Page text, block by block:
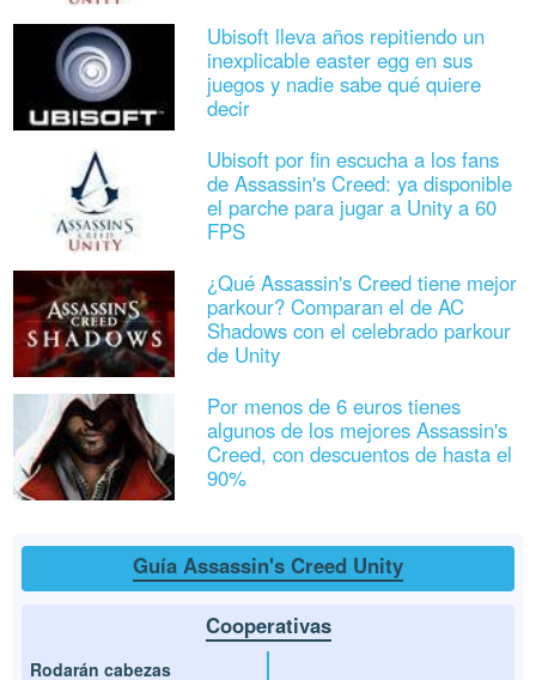
Ubisoft lleva años repitiendo un
inexplicable easter egg en sus
juegos y nadie sabe qué quiere
decir
Ubisoft por fin escucha a los fans
de Assassin's Creed: ya disponible
el parche para jugar a Unity a 60
FPS
¿Qué Assassin's Creed tiene mejor
parkour? Comparan el de AC
Shadows con el celebrado parkour
de Unity
Por menos de 6 euros tienes
algunos de los mejores Assassin's
Creed, con descuentos de hasta el
90%
Guía Assassin's Creed Unity
Cooperativas
Rodarán cabezas